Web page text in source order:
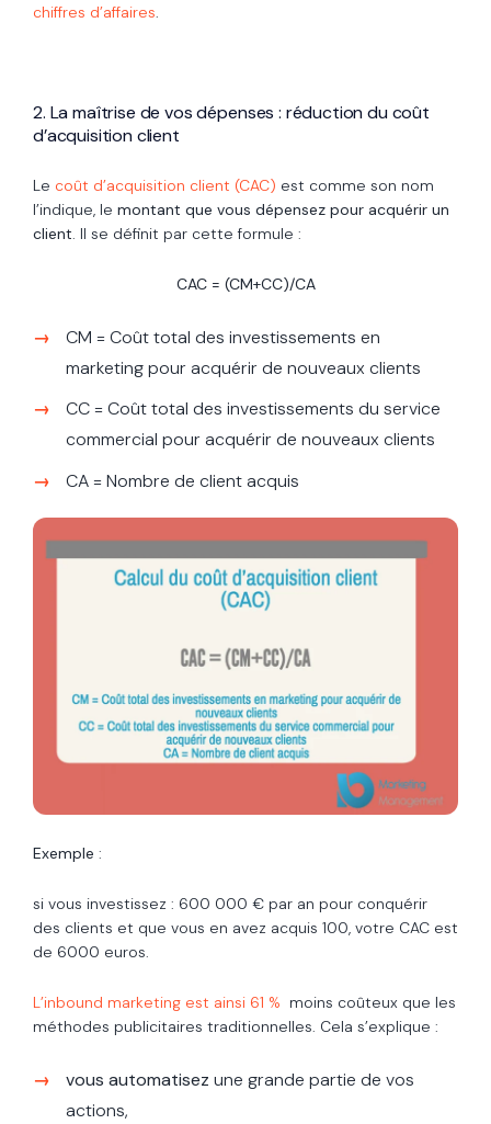
chiffres d’affaires
2. La maîtrise de vos dépenses : réduction du coût
d’acquisition client
Le coût d’acquisition client (CAC) est comme son nom
l’indique, le montant que vous dépensez pour acquérir un
client . Il se définit par cette formule :
CAC = (CM+CC)/CA
CM = Coût total des investissements en
marketing pour acquérir de nouveaux clients
CC = Coût total des investissements du service
commercial pour acquérir de nouveaux clients
CA = Nombre de client acquis
Exemple :
si vous investissez : 600 000 € par an pour conquérir
des clients et que vous en avez acquis 100, votre CAC est
de 6000 euros.
L’inbound marketing est ainsi 61 % moins coûteux que les
méthodes publicitaires traditionnelles. Cela s’explique :
vous automatisez une grande partie de vos
actions,